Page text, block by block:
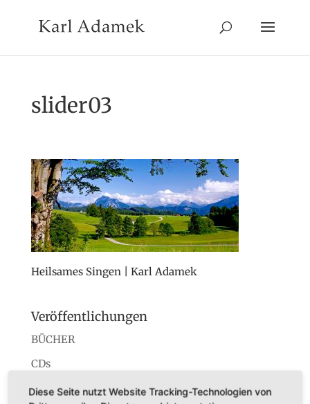
slider03
Heilsames Singen | Karl Adamek
Veröffentlichungen
BÜCHER
CDs
Konzerte
Diese Seite nutzt Website Tracking-Technologien von